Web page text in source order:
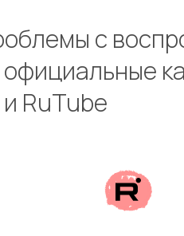
с
RuTube